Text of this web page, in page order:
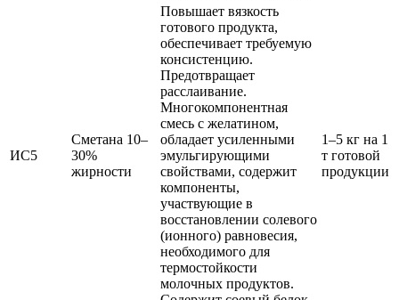
ИС5
Сметана 10–
30%
жирности
Повышает вязкость
готового продукта,
обеспечивает требуемую
консистенцию.
Предотвращает
расслаивание.
Многокомпонентная
смесь с желатином,
обладает усиленными
эмульгирующими
свойствами, содержит
компоненты,
участвующие в
восстановлении солевого
(ионного) равновесия,
необходимого для
термостойкости
молочных продуктов.
1–5 кг на 1
т готовой
продукции